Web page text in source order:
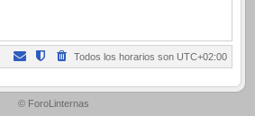
Todos los horarios son UTC+02:00
© ForoLinternas